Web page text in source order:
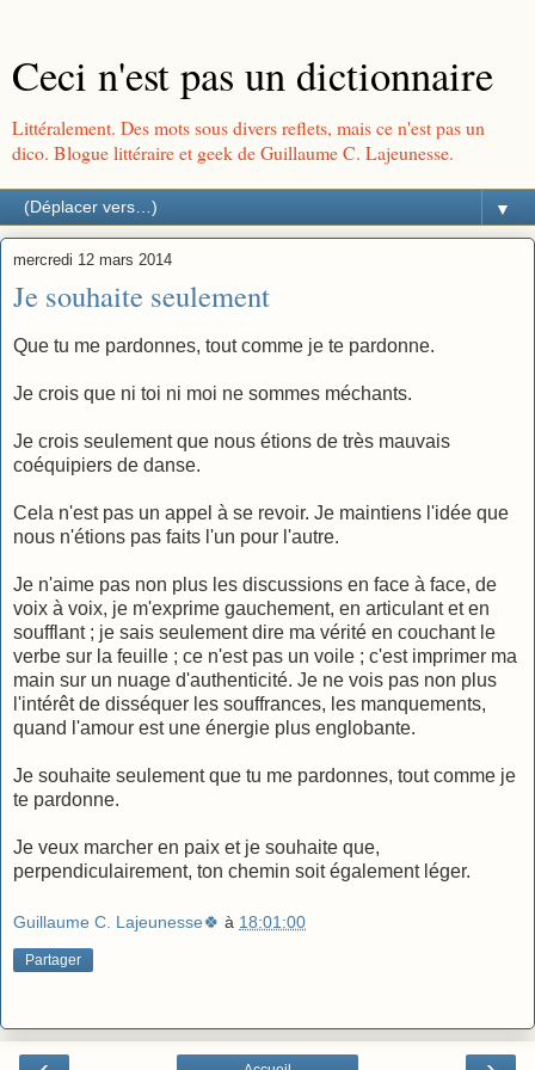
Ceci n'est pas un dictionnaire
Littéralement. Des mots sous divers reflets, mais ce n'est pas un
dico. Blogue littéraire et geek de Guillaume C. Lajeunesse.
▼
mercredi 12 mars 2014
Je souhaite seulement
Que tu me pardonnes, tout comme je te pardonne.
Je crois que ni toi ni moi ne sommes méchants.
Je crois seulement que nous étions de très mauvais
coéquipiers de danse.
Cela n'est pas un appel à se revoir. Je maintiens l'idée que
nous n'étions pas faits l'un pour l'autre.
Je n'aime pas non plus les discussions en face à face, de
voix à voix, je m'exprime gauchement, en articulant et en
soufflant ; je sais seulement dire ma vérité en couchant le
verbe sur la feuille ; ce n'est pas un voile ; c'est imprimer ma
main sur un nuage d'authenticité. Je ne vois pas non plus
l'intérêt de disséquer les souffrances, les manquements,
quand l'amour est une énergie plus englobante.
Je souhaite seulement que tu me pardonnes, tout comme je
te pardonne.
Je veux marcher en paix et je souhaite que,
perpendiculairement, ton chemin soit également léger.
Guillaume C. Lajeunesse🍀 à 18:01:00
Partager